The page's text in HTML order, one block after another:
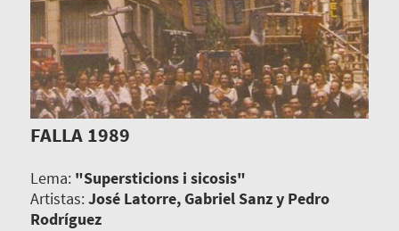
FALLA 1989
Lema: "Supersticions i sicosis"
Artistas:José Latorre, Gabriel Sanz y Pedro
Rodríguez